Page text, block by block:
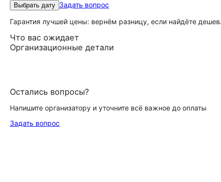
Выбрать дату Задать вопрос
Гарантия лучшей цены: вернём разницу, если найдёте
Что вас ожидает
Организационные детали
Остались вопросы?
Напишите организатору и уточните всё важное до оплаты
Задать вопрос